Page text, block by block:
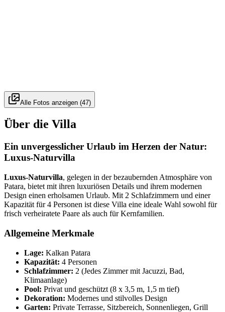
Alle Fotos anzeigen (47)
Über die Villa
Ein unvergesslicher Urlaub im Herzen der Natur:
Luxus-Naturvilla
Luxus-Naturvilla, gelegen in der bezaubernden Atmosphäre von
Patara, bietet mit ihren luxuriösen Details und ihrem modernen
Design einen erholsamen Urlaub. Mit 2 Schlafzimmern und einer
Kapazität für 4 Personen ist diese Villa eine ideale Wahl sowohl für
frisch verheiratete Paare als auch für Kernfamilien.
Allgemeine Merkmale
Lage: Kalkan Patara
Kapazität: 4 Personen
Schlafzimmer: 2 (Jedes Zimmer mit Jacuzzi, Bad,
Klimaanlage)
Pool: Privat und geschützt (8 x 3,5 m, 1,5 m tief)
Dekoration: Modernes und stilvolles Design
Garten: Private Terrasse, Sitzbereich, Sonnenliegen, Grill